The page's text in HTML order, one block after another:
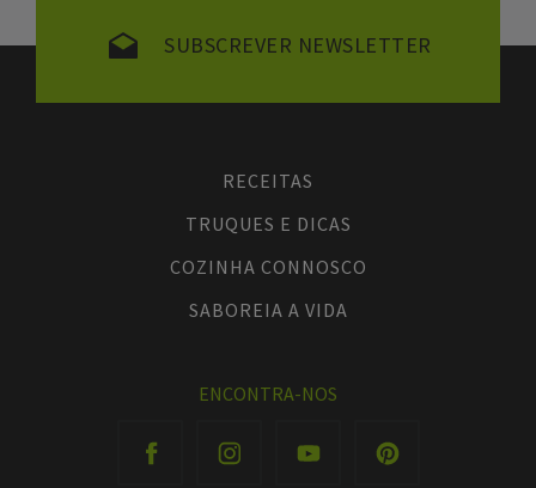
SUBSCREVER NEWSLETTER
RECEITAS
TRUQUES E DICAS
COZINHA CONNOSCO
SABOREIA A VIDA
ENCONTRA-NOS